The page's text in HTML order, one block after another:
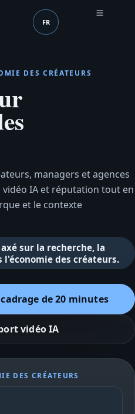
Langue (mobile
FR
DES CRÉATEURS
managers et agences
IA et réputation tout en
et le contexte
sur la recherche, la
des créateurs.
de 20 minutes
vidéo IA
DES CRÉATEURS